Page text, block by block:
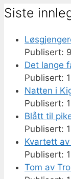
Siste
Det lange
Natten i
Blått til
Kvartett
Tom av